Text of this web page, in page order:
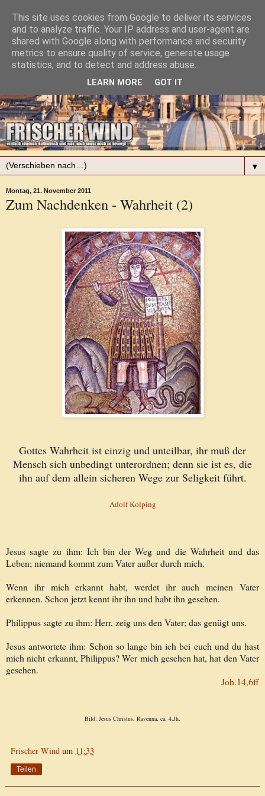
▼
Montag, 21. November 2011
Zum Nachdenken - Wahrheit (2)
Gottes Wahrheit ist einzig und unteilbar, ihr muß der
Mensch sich unbedingt unterordnen; denn sie ist es, die
ihn auf dem allein sicheren Wege zur Seligkeit führt.
Adolf Kolping
Jesus sagte zu ihm: Ich bin der Weg und die Wahrheit und das
Leben; niemand kommt zum Vater außer durch mich.
Wenn ihr mich erkannt habt, werdet ihr auch meinen Vater
erkennen. Schon jetzt kennt ihr ihn und habt ihn gesehen.
Philippus sagte zu ihm: Herr, zeig uns den Vater; das genügt uns.
Jesus antwortete ihm: Schon so lange bin ich bei euch und du hast
mich nicht erkannt, Philippus? Wer mich gesehen hat, hat den Vater
gesehen.
Joh.14,6ff
Bild: Jesus Christus, Ravenna, ca. 4.Jh.
Frischer Wind um 11:33
Teilen
This site uses cookies from Google to deliver its services
and to analyze traffic. Your IP address and user-agent are
shared with Google along with performance and security
metrics to ensure quality of service, generate usage
statistics, and to detect and address abuse.
LEARN MORE GOT IT